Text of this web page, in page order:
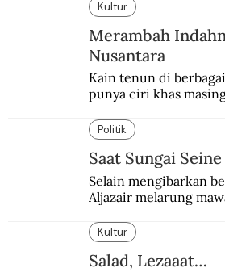
Kultur
Merambah
Nusantara
Kain tenun di
punya ciri khas
belum memadai.
Politik
Saat Sungai
Selain mengibarkan
Aljazair melarung
Kultur
Salad, Lezaaat…